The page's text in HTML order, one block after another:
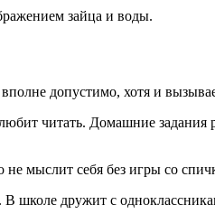
зайца и воды.
допустимо, хотя и
читать. Домашние задания
мыслит себя без игры со
В школе дружит с